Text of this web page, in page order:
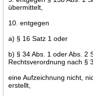
übermittelt,
10. entgegen
a) § 16 Satz 1 oder
b) § 34 Abs. 1 oder Abs. 2
Rechtsverordnung nach §
eine Aufzeichnung nicht,
erstellt,